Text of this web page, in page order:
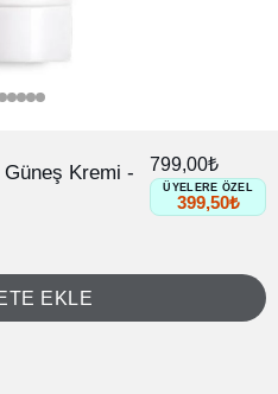
Güneş Kremi -
799,00₺
ÜYELERE ÖZEL
399,50₺
EKLE